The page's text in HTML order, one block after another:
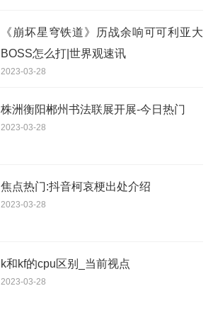
《崩坏星穹铁道》历战余响可可利亚大
BOSS怎么打|世界观速讯
2023-03-28
株洲衡阳郴州书法联展开展-今日热门
2023-03-28
焦点热门:抖音柯哀梗出处介绍
2023-03-28
k和kf的cpu区别_当前视点
2023-03-28